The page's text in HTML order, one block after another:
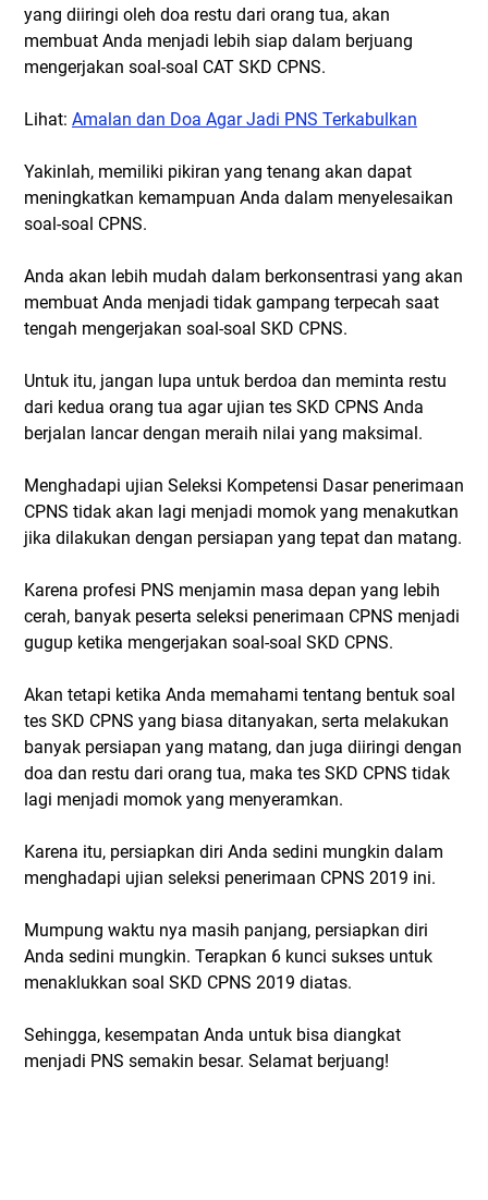
yang diiringi oleh doa restu dari orang tua, akan
membuat Anda menjadi lebih siap dalam berjuang
mengerjakan soal-soal CAT SKD CPNS.
Lihat: Amalan dan Doa Agar Jadi PNS Terkabulkan
Yakinlah, memiliki pikiran yang tenang akan dapat
meningkatkan kemampuan Anda dalam menyelesaikan
soal-soal CPNS.
Anda akan lebih mudah dalam berkonsentrasi yang akan
membuat Anda menjadi tidak gampang terpecah saat
tengah mengerjakan soal-soal SKD CPNS.
Untuk itu, jangan lupa untuk berdoa dan meminta restu
dari kedua orang tua agar ujian tes SKD CPNS Anda
berjalan lancar dengan meraih nilai yang maksimal.
Menghadapi ujian Seleksi Kompetensi Dasar penerimaan
CPNS tidak akan lagi menjadi momok yang menakutkan
jika dilakukan dengan persiapan yang tepat dan matang.
Karena profesi PNS menjamin masa depan yang lebih
cerah, banyak peserta seleksi penerimaan CPNS menjadi
gugup ketika mengerjakan soal-soal SKD CPNS.
Akan tetapi ketika Anda memahami tentang bentuk soal
tes SKD CPNS yang biasa ditanyakan, serta melakukan
banyak persiapan yang matang, dan juga diiringi dengan
doa dan restu dari orang tua, maka tes SKD CPNS tidak
lagi menjadi momok yang menyeramkan.
Karena itu, persiapkan diri Anda sedini mungkin dalam
menghadapi ujian seleksi penerimaan CPNS 2019 ini.
Mumpung waktu nya masih panjang, persiapkan diri
Anda sedini mungkin. Terapkan 6 kunci sukses untuk
menaklukkan soal SKD CPNS 2019 diatas.
Sehingga, kesempatan Anda untuk bisa diangkat
menjadi PNS semakin besar. Selamat berjuang!